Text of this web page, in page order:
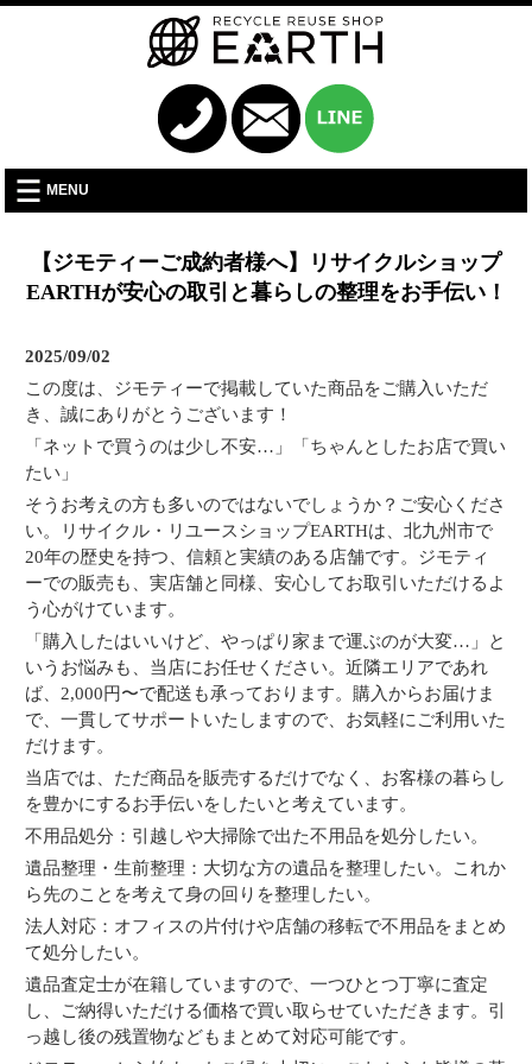
MENU
【ジモティーご成約者様へ】リサイクルショップ
EARTHが安心の取引と暮らしの整理をお手伝い！
2025/09/02
この度は、ジモティーで掲載していた商品をご購入いただ
き、誠にありがとうございます！
「ネットで買うのは少し不安…」「ちゃんとしたお店で買い
たい」
そうお考えの方も多いのではないでしょうか？ご安心くださ
い。リサイクル・リユースショップEARTHは、北九州市で
20年の歴史を持つ、信頼と実績のある店舗です。ジモティ
ーでの販売も、実店舗と同様、安心してお取引いただけるよ
う心がけています。
「購入したはいいけど、やっぱり家まで運ぶのが大変…」と
いうお悩みも、当店にお任せください。近隣エリアであれ
ば、2,000円〜で配送も承っております。購入からお届けま
で、一貫してサポートいたしますので、お気軽にご利用いた
だけます。
当店では、ただ商品を販売するだけでなく、お客様の暮らし
を豊かにするお手伝いをしたいと考えています。
不用品処分：引越しや大掃除で出た不用品を処分したい。
遺品整理・生前整理：大切な方の遺品を整理したい。これか
ら先のことを考えて身の回りを整理したい。
法人対応：オフィスの片付けや店舗の移転で不用品をまとめ
て処分したい。
遺品査定士が在籍していますので、一つひとつ丁寧に査定
し、ご納得いただける価格で買い取らせていただきます。引
っ越し後の残置物などもまとめて対応可能です。